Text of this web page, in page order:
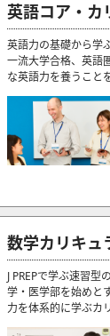
英語コア・カ
英語力の基礎から学
一流大学合格、英語
な英語力を養うこと
数学カリキュ
J PREPで学ぶ速習
学・医学部を始めと
力を体系的に学ぶカ